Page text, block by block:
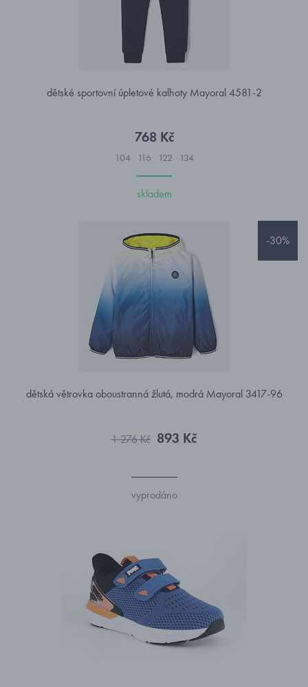
dětské sportovní úpletové kalhoty Mayoral 4581-2
768 Kč
104 116 122 134
skladem
-30%
dětská větrovka oboustranná žlutá, modrá Mayoral 3417-96
1 276 Kč 893 Kč
vyprodáno